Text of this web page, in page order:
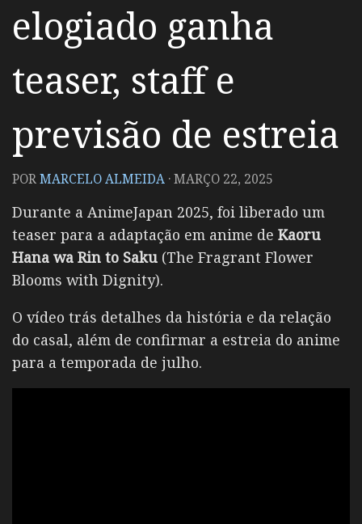
elogiado ganha
teaser, staff e
previsão de estreia
PORMARCELO ALMEIDA ·MARÇO 22, 2025
Durante a AnimeJapan 2025, foi liberado um
teaser para a adaptação em anime de Kaoru
Hana wa Rin to Saku (The Fragrant Flower
Blooms with Dignity).
O vídeo trás detalhes da história e da relação
do casal, além de confirmar a estreia do anime
para a temporada de julho.